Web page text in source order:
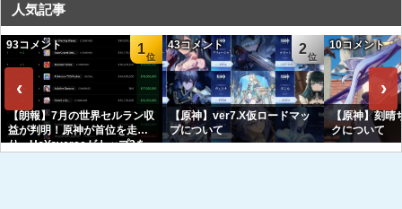
人気記事
‹
1
93コメント
【朗報】7月の世界セルラン収
益が判明！原神が首位を走
り、HoYoverseがトップ3を
2
43コメント
【原神】ver7.X仮ロードマッ
プについて
10コメント
【原神】刻
クについて
›